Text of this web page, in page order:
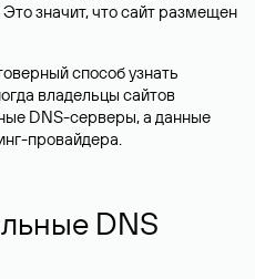
значит, что сайт размещен
способ узнать
владельцы сайтов
DNS-серверы, а данные
провайдера.
DNS